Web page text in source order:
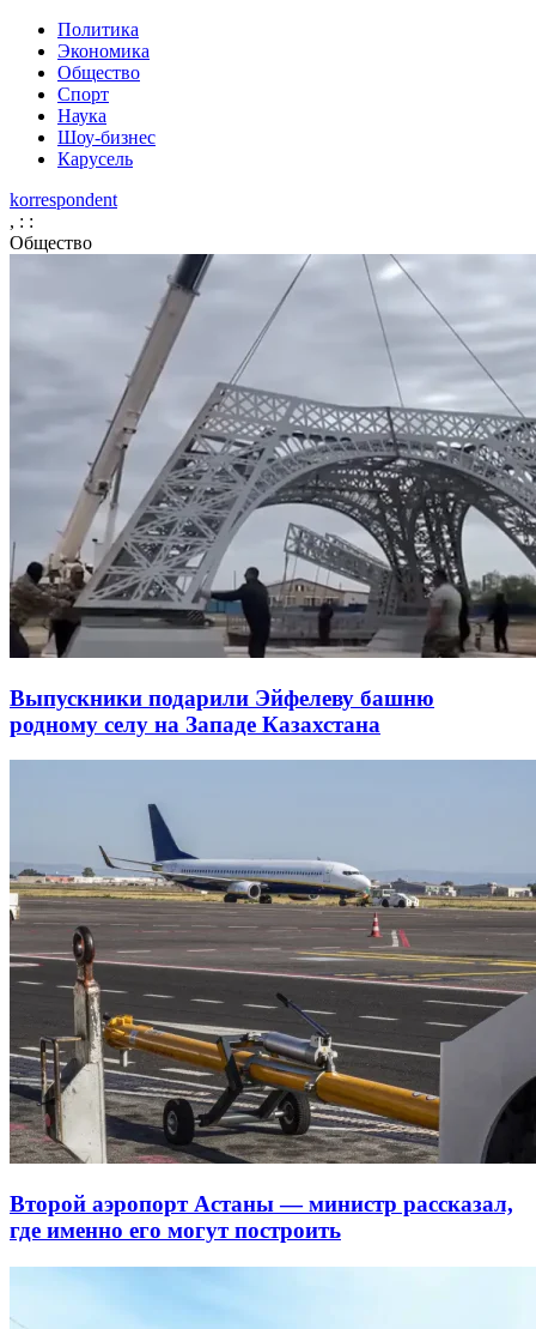
Политика
Экономика
Общество
Спорт
Наука
Шоу-бизнес
Карусель
korrespondent
, : :
Общество
Выпускники подарили Эйфелеву башню
родному селу на Западе Казахстана
Второй аэропорт Астаны — министр рассказал,
где именно его могут построить